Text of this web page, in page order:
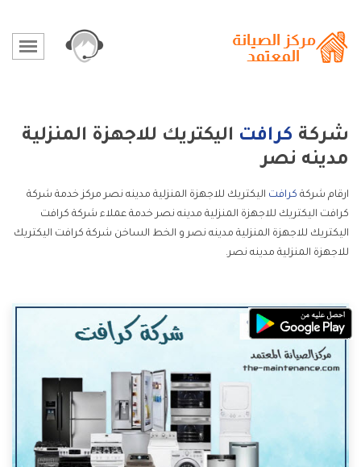
شركة كرافت اليكتريك للاجهزة المنزلية
مدينه نصر
ارقام شركة كرافت اليكتريك للاجهزة المنزلية مدينه نصر مركز خدمة شركة
كرافت اليكتريك للاجهزة المنزلية مدينه نصر خدمة عملاء شركة كرافت
اليكتريك للاجهزة المنزلية مدينه نصر و الخط الساخن شركة كرافت اليكتريك
للاجهزة المنزلية مدينه نصر.